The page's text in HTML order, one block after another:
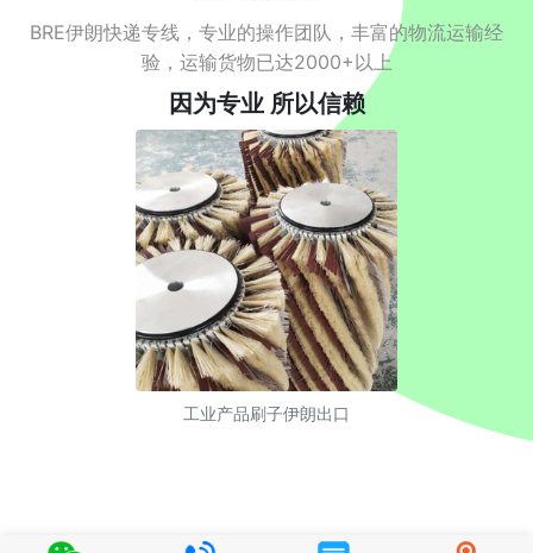
BRE伊朗快递专线，专业的操作团队，丰富的物流运输经
验，运输货物已达2000+以上
因为专业 所以信赖
工业产品刷子伊朗出口